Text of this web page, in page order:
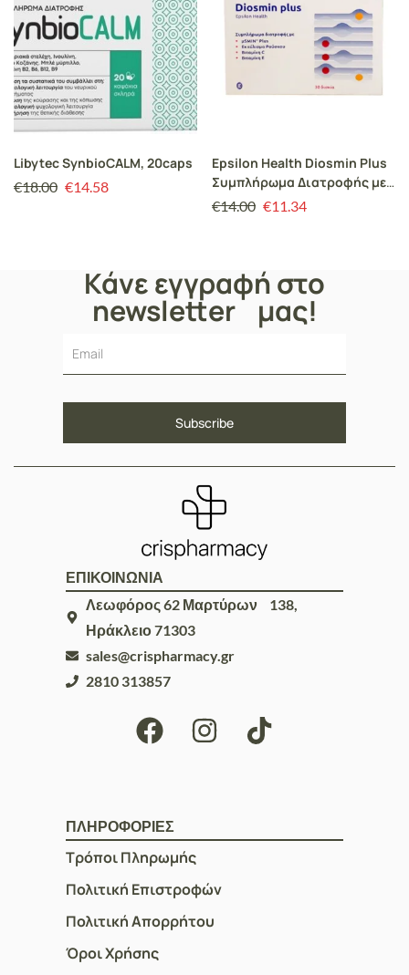
Libytec SynbioCALM, 20caps
€18.00 €14.58
Epsilon Health Diosmin Plus
Συμπλήρωμα Διατροφής με
Φλαβονοειδή για την Υγεία
€14.00 €11.34
Κάνε εγγραφή στο
newsletter μας!
ΕΠΙΚΟΙΝΩΝΙΑ
Λεωφόρος 62 Μαρτύρων 138,
Ηράκλειο 71303
sales@crispharmacy.gr
2810 313857
ΠΛΗΡΟΦΟΡΙΕΣ
Τρόποι Πληρωμής
Πολιτική Επιστροφών
Πολιτική Απορρήτου
Όροι Χρήσης